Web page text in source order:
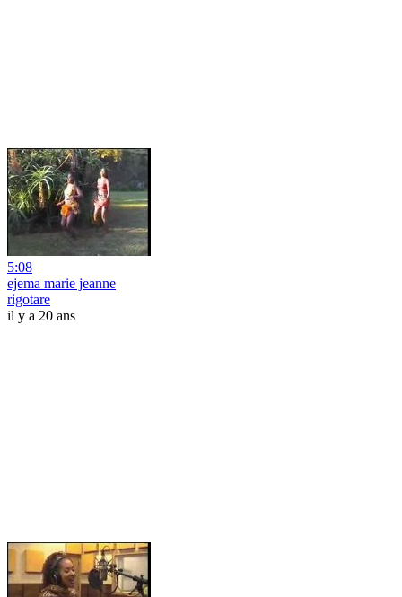
5:08
ejema marie jeanne
rigotare
il y a 20 ans